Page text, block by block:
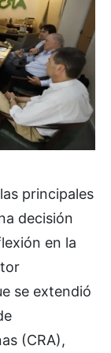
principales
decisión
en la
se extendió
(CRA),